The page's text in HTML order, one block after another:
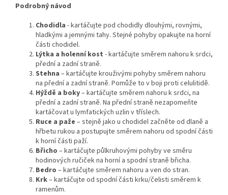
Podrobný návod
Chodidla - kartáčujte pod chodidly dlouhými, rovnými,
hladkými a jemnými tahy. Stejné pohyby opakujte na horní
části chodidel.
Lýtka a holenní kost - kartáčujte směrem nahoru k srdci,
přední a zadní straně.
Stehna – kartáčujte krouživými pohyby směrem nahoru
na přední a zadní straně. Pomůže to v boji proti celulitidě.
Hýždě a boky– kartáčujte směrem nahoru k srdci, na
přední a zadní straně. Na přední straně nezapomeňte
kartáčovat u lymfatických uzlin v tříslech.
Ruce a paže – stejně jako u chodidel začněte od dlaně a
hřbetu rukou a postupujte směrem nahoru od spodní části
k horní části paží.
Břicho – kartáčujte půlkruhovými pohyby ve směru
hodinových ručiček na horní a spodní straně břicha.
Bedro – kartáčujte směrem nahoru a ven do stran.
Krk– kartáčujte od spodní části krku/čelisti směrem k
ramenům.